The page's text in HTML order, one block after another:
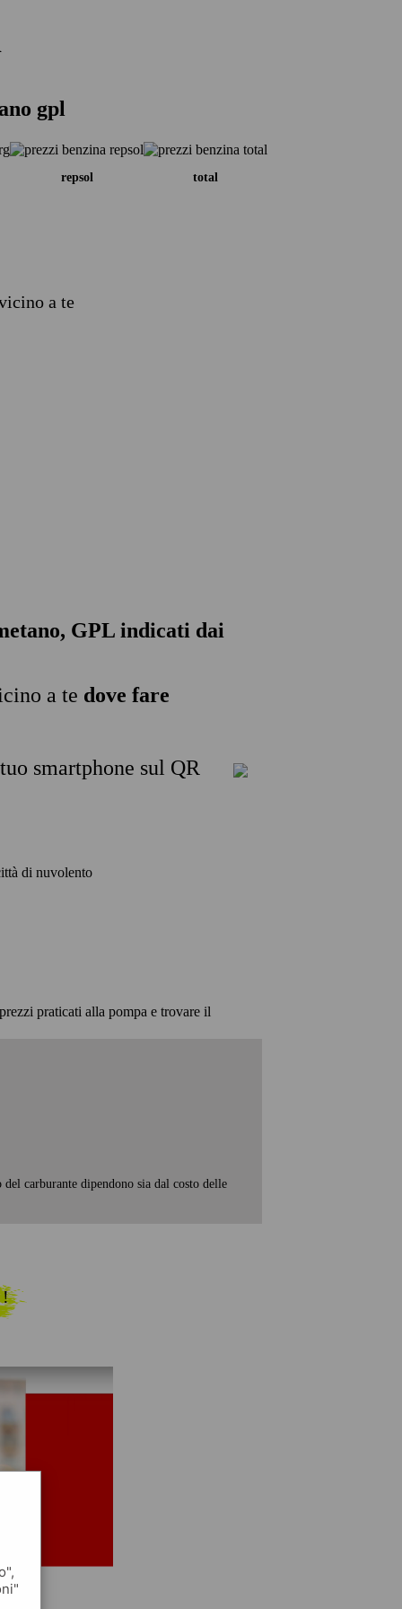
gpl
repsol total
a te
GPL indicati dai
a te dove fare
smartphone sul QR
di nuvolento
praticati alla pompa e trovare il
carburante dipendono sia dal costo delle
!